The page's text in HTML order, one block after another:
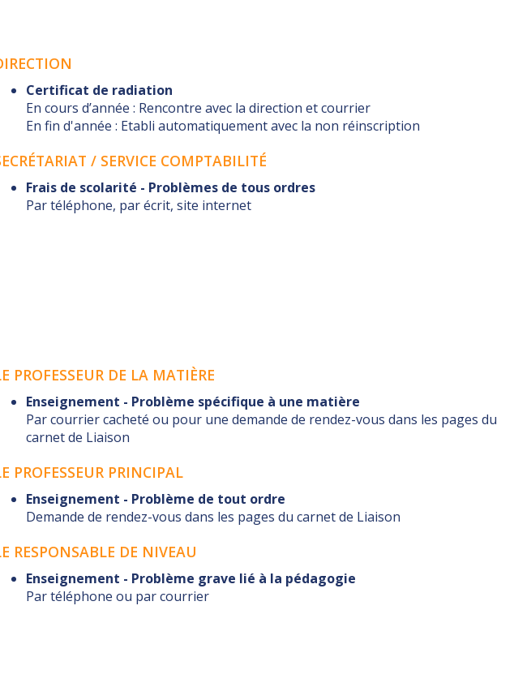
Certificat de radiation
En cours d’année : Rencontre avec la direction et courrier
En fin d'année : Etabli automatiquement avec la non réinscription
/ SERVICE COMPTABILITÉ
Frais de scolarité - Problèmes de tous ordres
Par téléphone, par écrit, site internet
PROFESSEUR DE LA MATIÈRE
Enseignement - Problème spécifique à une matière
Par courrier cacheté ou pour une demande de rendez-vous dans les pages du
carnet de Liaison
PROFESSEUR PRINCIPAL
Enseignement - Problème de tout ordre
Demande de rendez-vous dans les pages du carnet de Liaison
RESPONSABLE DE NIVEAU
Enseignement - Problème grave lié à la pédagogie
Par téléphone ou par courrier